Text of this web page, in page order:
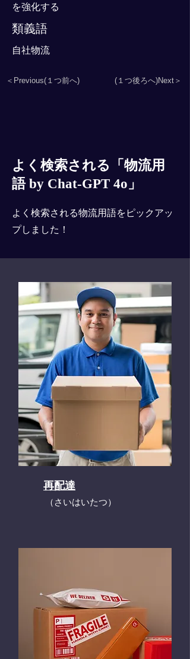
を強化する
類義語
自社物流
＜Previous(１つ前へ) (１つ後ろへ)Next＞
よく検索される「物流用
語 by Chat-GPT 4o」
よく検索される物流用語をピックアッ
プしました！
再配達
​（さいはいたつ）